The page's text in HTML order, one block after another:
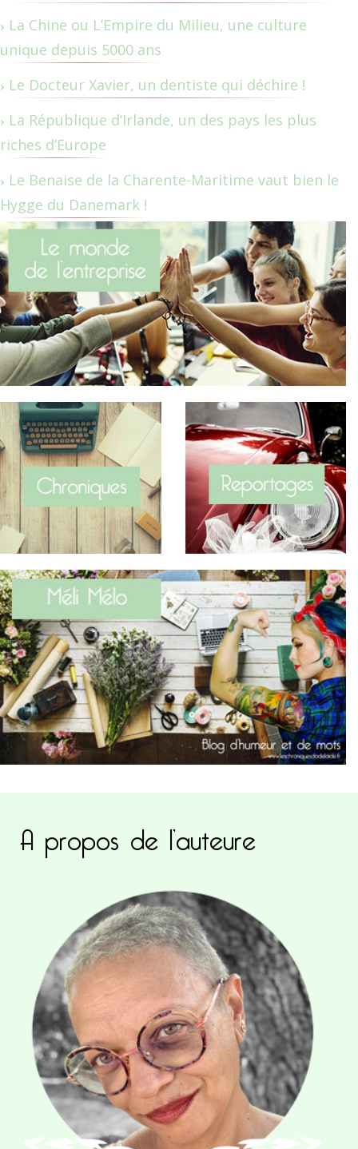
La Chine ou L’Empire du Milieu, une culture
unique depuis 5000 ans
Le Docteur Xavier, un dentiste qui déchire !
La République d’Irlande, un des pays les plus
riches d’Europe
Le Benaise de la Charente-Maritime vaut bien le
Hygge du Danemark !
A propos de l’auteure